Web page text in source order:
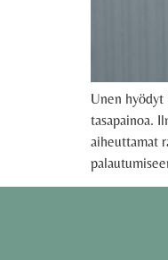
Unen hyödyt
tasapainoa.
aiheuttamat